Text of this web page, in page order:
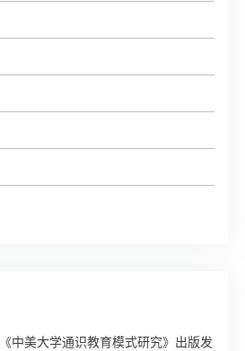
中美大学通识教育模式研究》出版发